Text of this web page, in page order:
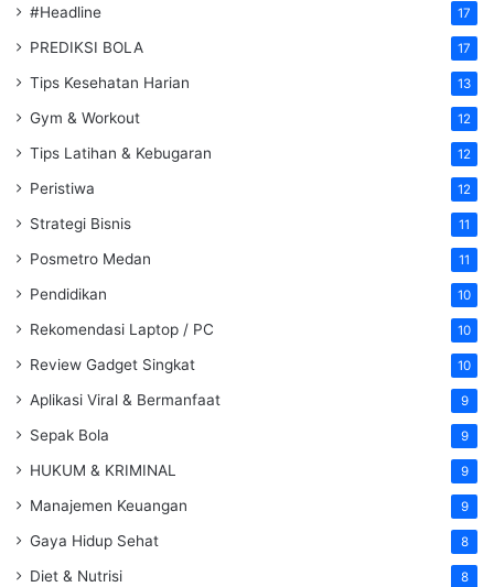
#Headline 17
PREDIKSI BOLA 17
Tips Kesehatan Harian 13
Gym & Workout 12
Tips Latihan & Kebugaran 12
Peristiwa 12
Strategi Bisnis 11
Posmetro Medan 11
Pendidikan 10
Rekomendasi Laptop / PC 10
Review Gadget Singkat 10
Aplikasi Viral & Bermanfaat 9
Sepak Bola 9
HUKUM & KRIMINAL 9
Manajemen Keuangan 9
Gaya Hidup Sehat 8
Diet & Nutrisi 8